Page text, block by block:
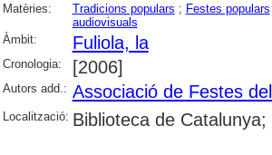
Matèries: Tradicions populars ; Festes populars
audiovisuals
Àmbit:
Fuliola, la
Cronologia: [2006]
Autors add.: Associació de Festes
Localització: Biblioteca de